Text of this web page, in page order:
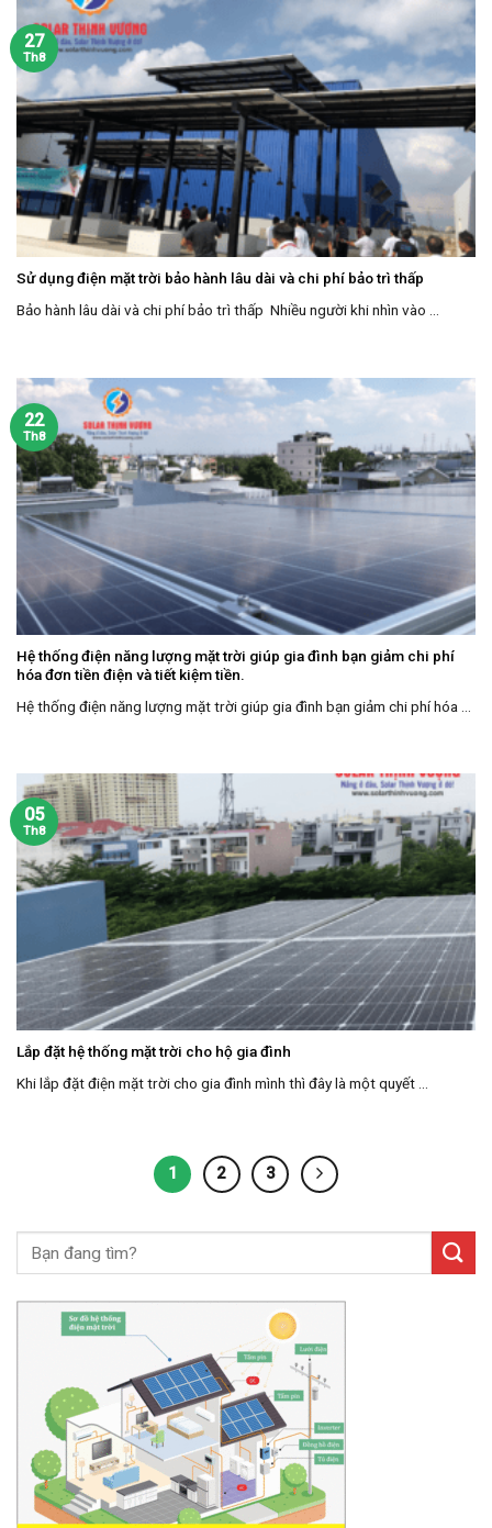
Sử dụng điện mặt trời bảo hành lâu dài và chi phí bảo trì thấp
Bảo hành lâu dài và chi phí bảo trì thấp Nhiều người khi nhìn vào ...
27
Th8
Hệ thống điện năng lượng mặt trời giúp gia đình bạn giảm chi phí
hóa đơn tiền điện và tiết kiệm tiền.
Hệ thống điện năng lượng mặt trời giúp gia đình bạn giảm chi phí hóa ...
22
Th8
Lắp đặt hệ thống mặt trời cho hộ gia đình
Khi lắp đặt điện mặt trời cho gia đình mình thì đây là một quyết ...
05
Th8
1 2 3